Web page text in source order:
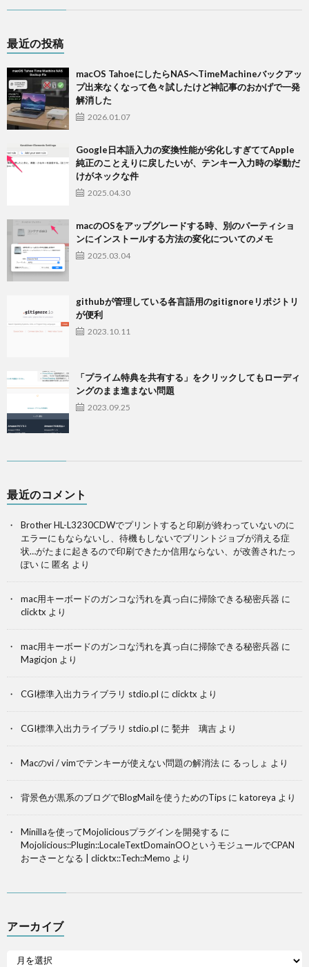
最近の投稿
macOS TahoeにしたらNASへTimeMachineバックアッ
プ出来なくなって色々試したけど神記事のおかげで一発
解消した
2026.01.07
Google日本語入力の変換性能が劣化しすぎててApple
純正のことえりに戻したいが、テンキー入力時の挙動だ
けがネックな件
2025.04.30
macのOSをアップグレードする時、別のパーティショ
ンにインストールする方法の変化についてのメモ
2025.03.04
githubが管理している各言語用のgitignoreリポジトリ
が便利
2023.10.11
「プライム特典を共有する」をクリックしてもローディ
ングのまま進まない問題
2023.09.25
最近のコメント
Brother HL-L3230CDWでプリントすると印刷が終わっていないのに
エラーにもならないし、待機もしないでプリントジョブが消える症
状…がたまに起きるので印刷できたか信用ならない、が改善されたっ
ぽい に 匿名 より
mac用キーボードのガンコな汚れを真っ白に掃除できる秘密兵器 に
clicktx より
mac用キーボードのガンコな汚れを真っ白に掃除できる秘密兵器 に
Magicjon より
CGI標準入出力ライブラリ stdio.pl に clicktx より
CGI標準入出力ライブラリ stdio.pl に 甃井 璃吉 より
Macのvi / vimでテンキーが使えない問題の解消法 に るっしょ より
背景色が黒系のブログでBlogMailを使うためのTips に katoreya より
Minillaを使ってMojoliciousプラグインを開発する に
Mojolicious::Plugin::LocaleTextDomainOOというモジュールでCPAN
おーさーとなる | clicktx::Tech::Memo より
アーカイブ